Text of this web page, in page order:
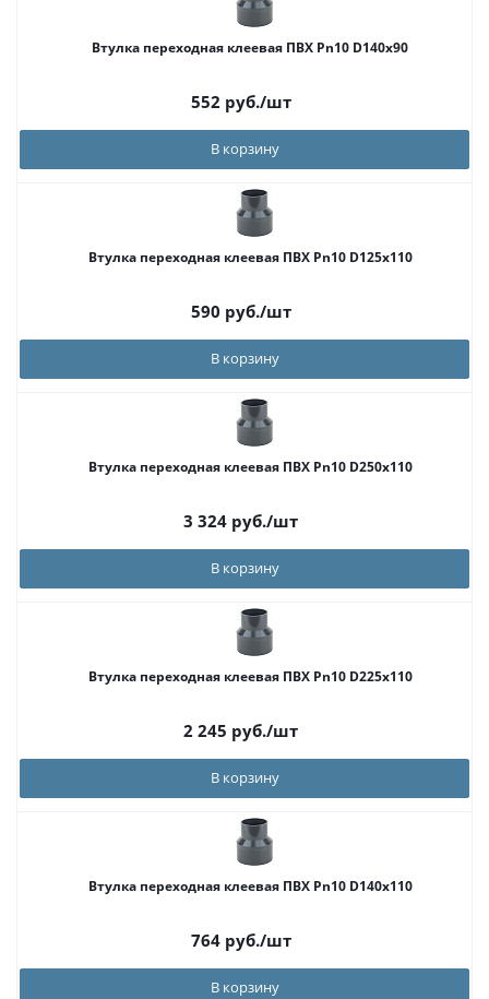
Втулка переходная клеевая ПВХ Pn10 D140x90
552 руб./шт
В корзину
Втулка переходная клеевая ПВХ Pn10 D125х110
590 руб./шт
В корзину
Втулка переходная клеевая ПВХ Pn10 D250x110
3 324 руб./шт
В корзину
Втулка переходная клеевая ПВХ Pn10 D225x110
2 245 руб./шт
В корзину
Втулка переходная клеевая ПВХ Pn10 D140x110
764руб./шт
В корзину